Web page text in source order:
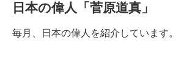
日本の偉人「菅原道真」
毎月、日本の偉人を紹介しています。